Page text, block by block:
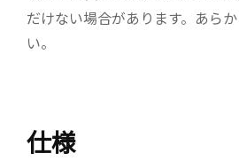
だけない場合があります。あら
い。
仕様